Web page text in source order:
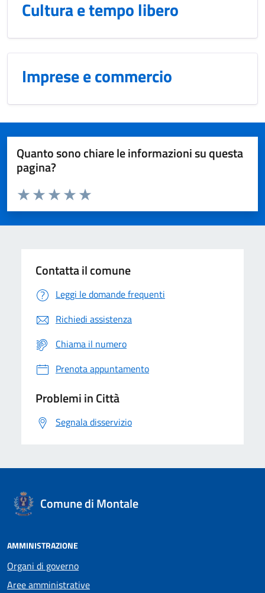
Cultura e tempo libero
Imprese e commercio
Quanto sono chiare le informazioni su questa
pagina?
Domanda
Valuta da 1 a 5 stelle la pagina
Valuta 5 stelle su 5
Valuta 4 stelle su 5
Valuta 3 stelle su 5
Valuta 2 stelle su 5
Valuta 1 stelle su 5
Contatta il comune
Leggi le domande frequenti
Richiedi assistenza
Chiama il numero
Prenota appuntamento
Problemi in Città
Segnala disservizio
Comune di Montale
AMMINISTRAZIONE
Organi di governo
Aree amministrative